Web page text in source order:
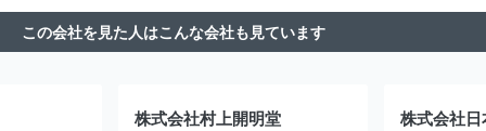
この会社を見た人はこんな会社も見ています
株式会社村上開明堂 株式会社